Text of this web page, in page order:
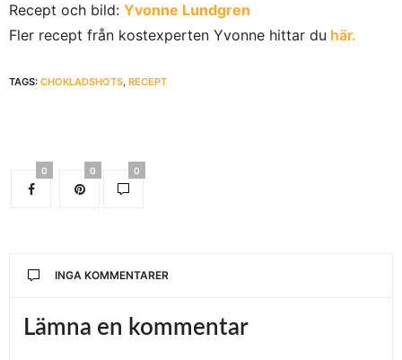
Recept och bild: Yvonne Lundgren
Fler recept från kostexperten Yvonne hittar du här.
TAGS: CHOKLADSHOTS, RECEPT
0 0 0
INGA KOMMENTARER
Lämna en kommentar